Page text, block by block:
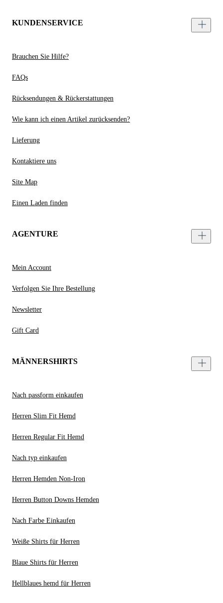
KUNDENSERVICE
Brauchen Sie Hilfe?
FAQs
Rücksendungen & Rückerstattungen
Wie kann ich einen Artikel zurücksenden?
Lieferung
Kontaktiere uns
Site Map
Einen Laden finden
AGENTURE
Mein Account
Verfolgen Sie Ihre Bestellung
Newsletter
Gift Card
MÄNNERSHIRTS
Nach passform einkaufen
Herren Slim Fit Hemd
Herren Regular Fit Hemd
Nach typ einkaufen
Herren Hemden Non-Iron
Herren Button Downs Hemden
Nach Farbe Einkaufen
Weiße Shirts für Herren
Blaue Shirts für Herren
Hellblaues hemd für Herren